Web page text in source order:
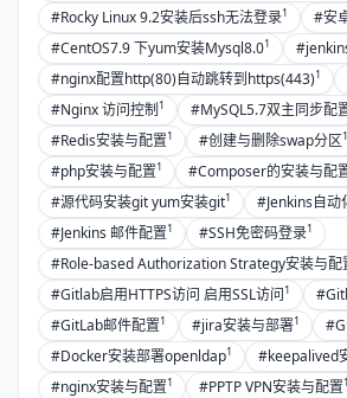
#Rocky Linux 9.2安装后ssh无法登录1 #安
#CentOS7.9 下yum安装Mysql8.01
#nginx配置http(80)自动跳转到https(443)1
#Nginx 访问控制1 #MySQL5.7双主同步配
#Redis安装与配置1 #创建与删除swap分区1
#php安装与配置1 #Composer的安装与配
#源代码安装git yum安装git1 #Jenkins自动
#Jenkins 邮件配置1 #SSH免密码登录1
#Role-based Authorization Strategy安装与配
#Gitlab启用HTTPS访问 启用SSL访问1
#GitLab邮件配置1 #jira安装与部署1
#Docker安装部署openldap1 #keepalived
#nginx安装与配置1 #PPTP VPN安装与配置1